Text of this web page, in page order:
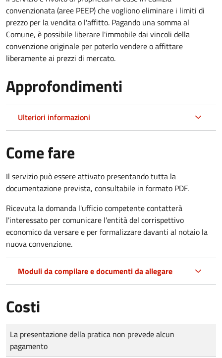
convenzionata (aree PEEP) che vogliono eliminare i limiti di
prezzo per la vendita o l'affitto. Pagando una somma al
Comune, è possibile liberare l'immobile dai vincoli della
convenzione originale per poterlo vendere o affittare
liberamente ai prezzi di mercato.
Approfondimenti
Ulteriori informazioni
Come fare
Il servizio può essere attivato presentando tutta la
documentazione prevista, consultabile in formato PDF.
Ricevuta la domanda l'ufficio competente contatterà
l'interessato per comunicare l'entità del corrispettivo
economico da versare e per formalizzare davanti al notaio la
nuova convenzione.
Moduli da compilare e documenti da allegare
Costi
Tipo di pagamento
Importo
La presentazione della pratica non prevede alcun
pagamento